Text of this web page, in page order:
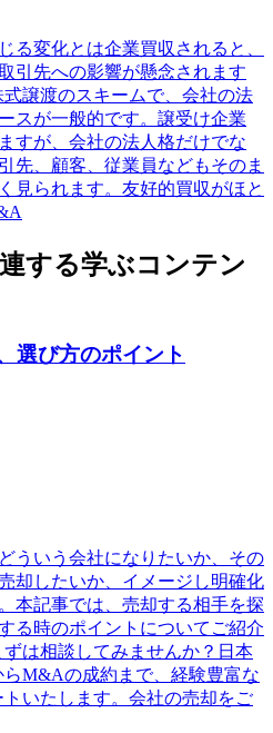
る変化とは企業買収されると、
引先への影響が懸念されます
譲渡のスキームで、会社の法
スが一般的です。譲受け企業
すが、会社の法人格だけでな
先、顧客、従業員などもそのま
見られます。友好的買収がほと
する学ぶコンテン
選び方のポイント
ういう会社になりたいか、その
却したいか、イメージし明確化
本記事では、売却する相手を探
る時のポイントについてご紹介
は相談してみませんか？日本
M&Aの成約まで、経験豊富な
いたします。会社の売却をご